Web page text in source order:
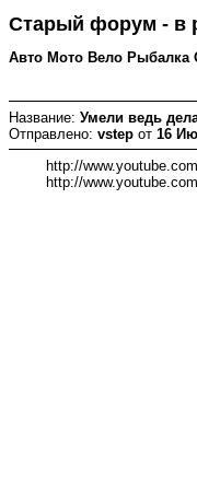
Старый форум - в
Авто Мото Вело Рыбалка
Название: Умели ведь
Отправлено: vstep от 16
http://
http://